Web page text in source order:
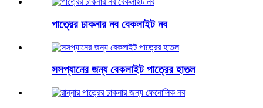
পাত্রের ঢাকনার নব বেকলাইট নব
সসপ্যানের জন্য বেকলাইট পাত্রের হাতল